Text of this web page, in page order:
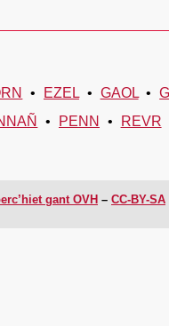
EZEL GAOL
PENN REVR
gant OVH CC-BY-SA